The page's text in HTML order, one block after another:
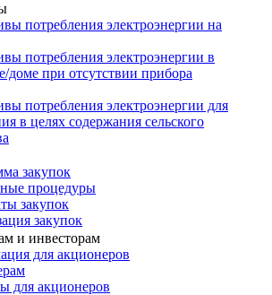
потребления электроэнергии на
потребления электроэнергии в
доме при отсутствии прибора
потребления электроэнергии для
в целях содержания сельского
закупок
процедуры
закупок
закупок
и инвесторам
для акционеров
для акционеров